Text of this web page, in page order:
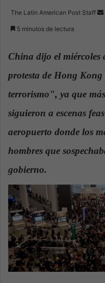
The Latin American Post Staff
a
l
5 minutos de lectura
China dijo el miércoles
protesta de Hong
terrorismo", ya que
siguieron a escenas
aeropuerto donde los
hombres que
gobierno.